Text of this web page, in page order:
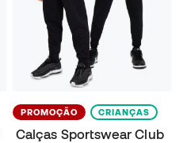
PROMOÇÃO CRIANÇAS
Calças Sportswear Club